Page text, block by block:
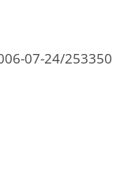
07-24/253350